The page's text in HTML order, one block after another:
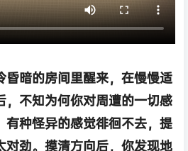
昏暗的房间里醒来，在慢慢适
，不知为何你对周遭的一切感
有种怪异的感觉徘徊不去，提
对劲。摸清方向后，你发现地